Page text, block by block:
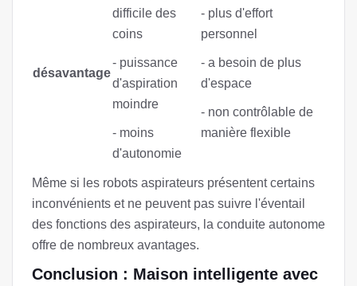
désavantage
difficile des
coins
- puissance
d'aspiration
moindre
- moins
d'autonomie
- plus d'effort
personnel
- a besoin de plus
d'espace
- non contrôlable de
manière flexible
Même si les robots aspirateurs présentent certains
inconvénients et ne peuvent pas suivre l'éventail
des fonctions des aspirateurs, la conduite autonome
offre de nombreux avantages.
Conclusion : Maison intelligente avec